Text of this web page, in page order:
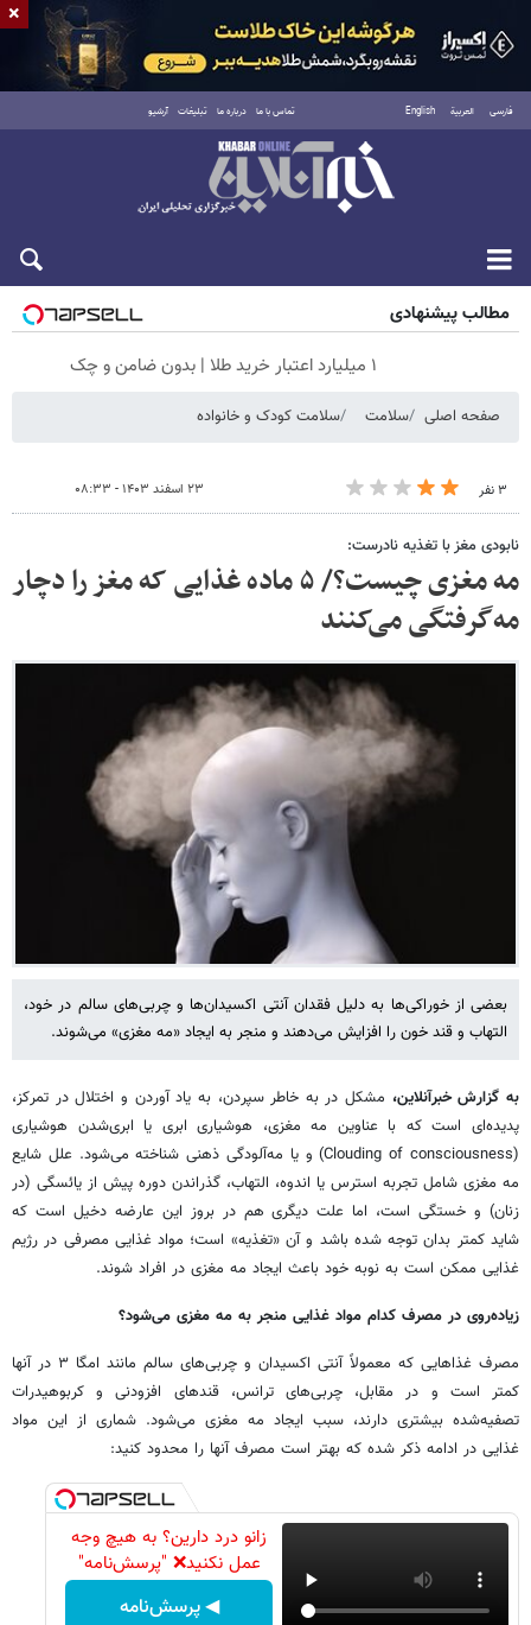
فارسی العربية English تماس با ما درباره ما تبلیغات آرشیو
جمعه ۱۶ مرداد ۱۴۰۵
مطالب پیشنهادی
۱ میلیارد اعتبار خرید طلا | بدون ضامن و چک
صفحه اصلی سلامت سلامت کودک‌ و خانواده
۳ نفر ۲۳ اسفند ۱۴۰۳ - ۰۸:۳۳
نابودی مغز با تغذیه نادرست:
مه مغزی چیست؟/ ۵ ماده غذایی که مغز را دچار
مه‌گرفتگی می‌کنند
بعضی از خوراکی‌ها به دلیل فقدان آنتی اکسیدان‌ها و چربی‌های سالم در خود،
التهاب و قند خون را افزایش می‌دهند و منجر به ایجاد «مه مغزی» می‌شوند.
به گزارش خبرآنلاین، مشکل در به خاطر سپردن، به یاد آوردن و اختلال در تمرکز،
پدیده‌ای است که با عناوین مه مغزی، هوشیاری ابری یا ابری‌شدن هوشیاری
(Clouding of consciousness) و یا مه‌آلودگی ذهنی شناخته می‌شود.
علل شایع
مه مغزی شامل تجربه استرس یا اندوه، التهاب، گذراندن دوره پیش از یائسگی (در
زنان) و خستگی است، اما علت دیگری هم در بروز این عارضه دخیل است که
شاید کمتر بدان توجه شده باشد و آن «تغذیه» است؛ مواد غذایی مصرفی در رژیم
غذایی ممکن است به نوبه خود باعث ایجاد مه مغزی در افراد شوند.
زیاده‌روی در مصرف کدام مواد غذایی منجر به مه مغزی می‌شود؟
مصرف غذاهایی که معمولاً آنتی اکسیدان و چربی‌های سالم مانند امگا ۳ در آنها
کمتر است و در مقابل، چربی‌های ترانس، قندهای افزودنی و کربوهیدرات
تصفیه‌شده بیشتری دارند، سبب ایجاد مه مغزی می‌شود. شماری از این مواد
غذایی در ادامه ذکر شده که بهتر است مصرف آنها را محدود کنید:
زانو درد دارین؟ به هیچ وجه
عمل نکنید❌ "پرسش‌نامه"
◀ پرسش‌نامه
×